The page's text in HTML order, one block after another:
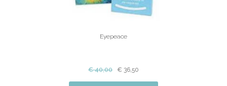
Eyepeace
€40,00 € 36,50